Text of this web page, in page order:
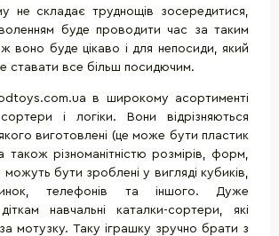
не складає труднощів зосередитися,
буде проводити час за таким
воно буде цікаво і для непосиди, який
ставати все більш посидючим.
в широкому асортименті
і логіки. Вони відрізняються
виготовлені (це може бути пластик
різноманітністю розмірів, форм,
бути зроблені у вигляді кубиків,
телефонів та іншого. Дуже
навчальні каталки-сортери, які
мотузку. Таку іграшку зручно брати з